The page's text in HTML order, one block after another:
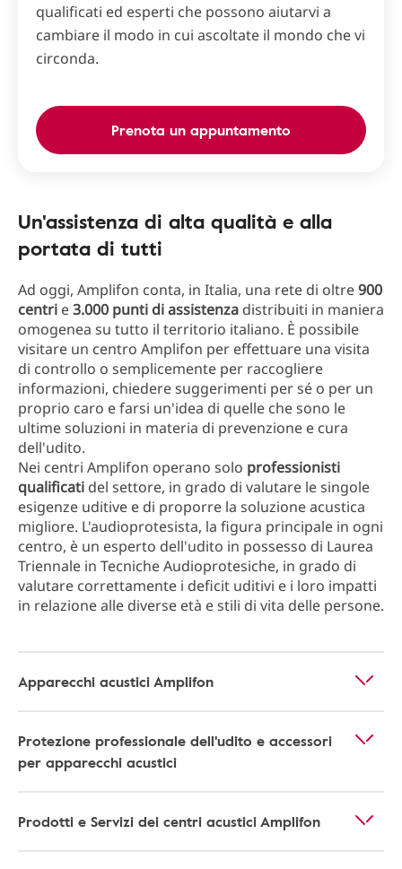
qualificati ed esperti che possono aiutarvi a
cambiare il modo in cui ascoltate il mondo che vi
circonda.
Prenota un appuntamento
Un'assistenza di alta qualità e alla
portata di tutti
Ad oggi, Amplifon conta, in Italia, una rete di oltre900
centri e3.000 punti di assistenza distribuiti in maniera
omogenea su tutto il territorio italiano. È possibile
visitare un centro Amplifon per effettuare una visita
di controllo o semplicemente per raccogliere
informazioni, chiedere suggerimenti per sé o per un
proprio caro e farsi un'idea di quelle che sono le
ultime soluzioni in materia di prevenzione e cura
dell'udito.
Nei centri Amplifon operano solo professionisti
qualificati del settore, in grado di valutare le singole
esigenze uditive e di proporre la soluzione acustica
migliore. L'audioprotesista, la figura principale in ogni
centro, è un esperto dell'udito in possesso di Laurea
Triennale in Tecniche Audioprotesiche, in grado di
valutare correttamente i deficit uditivi e i loro impatti
in relazione alle diverse età e stili di vita delle persone.
Apparecchi acustici Amplifon
Protezione professionale dell'udito e accessori
per apparecchi acustici
Prodotti e Servizi dei centri acustici Amplifon